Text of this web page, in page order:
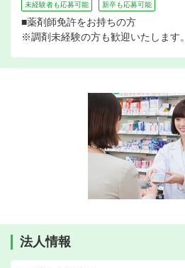
未経験者も応募可能 新卒も応募可能
■薬剤師免許をお持ちの方
※調剤未経験の方も歓迎いたします。
法人情報